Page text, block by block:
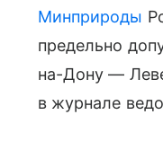
Минприроды
предельно
на-Дону —
в журнале